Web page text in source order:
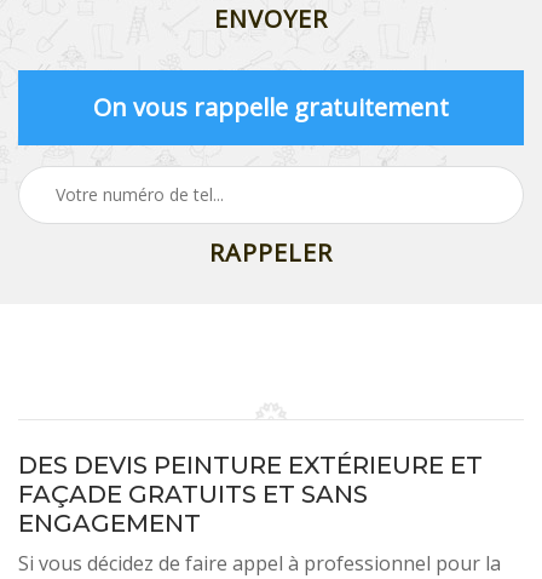
On vous rappelle gratuitement
DES DEVIS PEINTURE EXTÉRIEURE ET
FAÇADE GRATUITS ET SANS
ENGAGEMENT
Si vous décidez de faire appel à professionnel pour la